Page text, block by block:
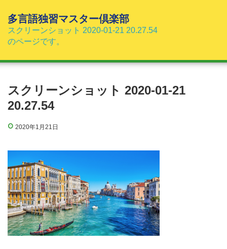
へ
多言語独習マスター倶楽部
スクリーンショット 2020-01-21 20.27.54
のページです。
スクリーンショット 2020-01-21
20.27.54
2020年1月21日